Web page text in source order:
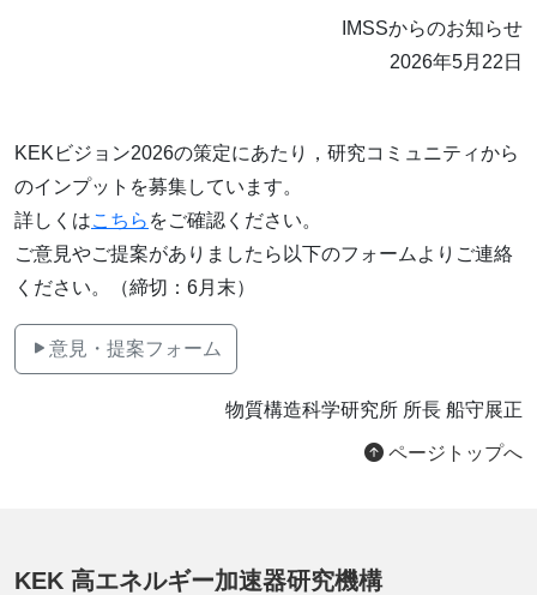
IMSSからのお知らせ
2026年5月22日
KEKビジョン2026の策定にあたり，研究コミュニティから
のインプットを募集しています。
詳しくはこちら をご確認ください。
ご意見やご提案がありましたら以下のフォームよりご連絡
ください。（締切：6月末）
意見・提案フォーム
物質構造科学研究所 所長 船守展正
ページトップへ
KEK 高エネルギー加速器研究機構